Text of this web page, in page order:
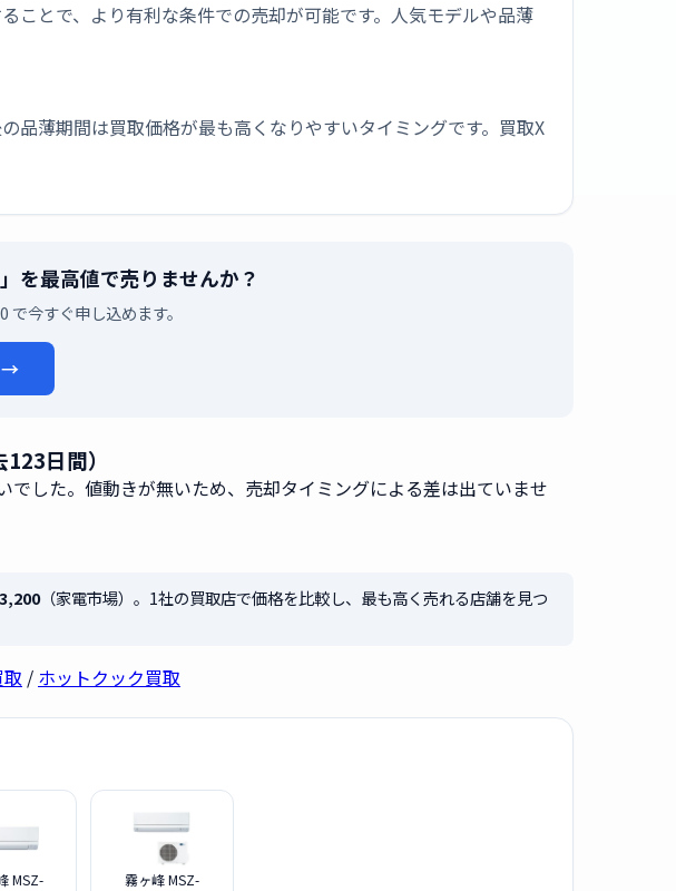
ことで、より有利な条件での売却が可能です。人気モデルや品薄
品薄期間は買取価格が最も高くなりやすいタイミングです。買取X
を最高値で売りませんか？
今すぐ申し込めます。
→
日間）
でした。値動きが無いため、売却タイミングによる差は出ていませ
（家電市場）。1社の買取店で価格を比較し、最も高く売れる店舗を見つ
/ ホットクック買取
MSZ-
霧ヶ峰 MSZ-